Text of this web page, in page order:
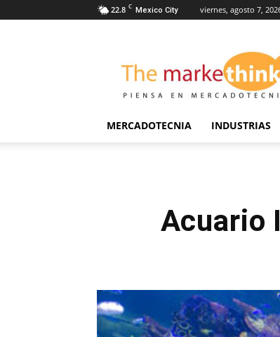
22.8 C Mexico City viernes, agosto 7,
Markethink
MERCADOTECNIA INDUSTRIAS
Acuario